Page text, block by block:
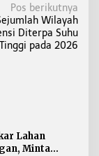
Pos berikutnya
Wilayah
Diterpa Suhu
pada 2026
Lahan
Minta